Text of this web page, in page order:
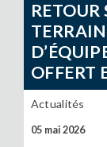
RETOUR
OFFERT
Actualités
05 mai 2026